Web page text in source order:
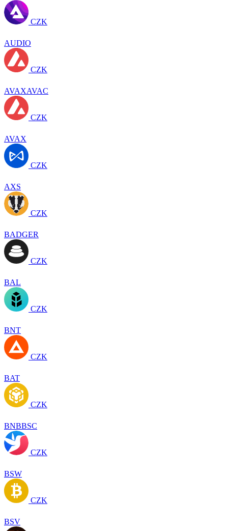
CZK
AUDIO
CZK
AVAXAVAC
CZK
AVAX
CZK
AXS
CZK
BADGER
CZK
BAL
CZK
BNT
CZK
BAT
CZK
BNBBSC
CZK
BSW
CZK
BSV